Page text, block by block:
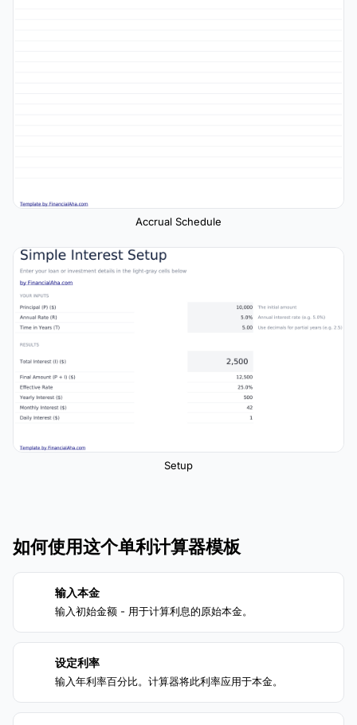
Accrual Schedule
Setup
如何使用这个单利计算器模板
输入本金
输入初始金额 - 用于计算利息的原始本金。
设定利率
输入年利率百分比。计算器将此利率应用于本金。